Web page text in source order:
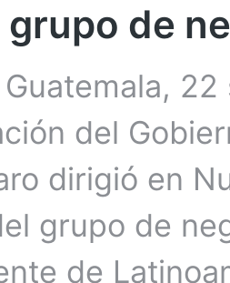
de
22
del
dirigió en
grupo de
de